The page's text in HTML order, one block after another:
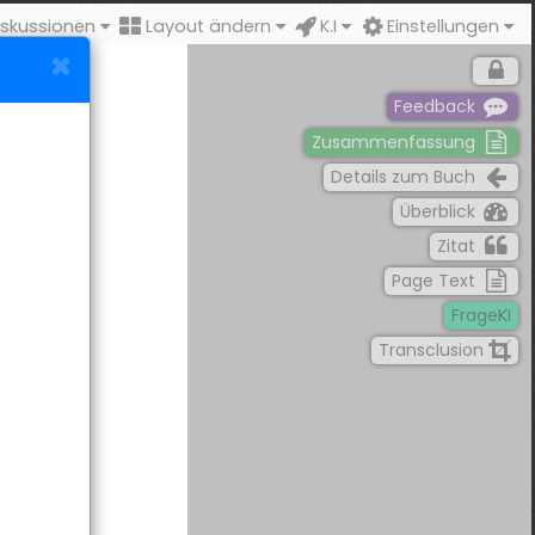
Layout ändern K.I Einstellungen
Feedback
Zusammenfassung
Details zum Buch
Überblick
Zitat
Page Text
FrageKI
Transclusion